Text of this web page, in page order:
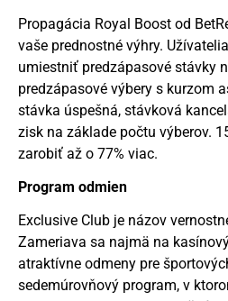
Propagácia Royal Boost od
vaše prednostné výhry.
umiestniť predzápasové stávky
predzápasové výbery s kurzom
stávka úspešná, stávková
zisk na základe počtu výberov.
zarobiť až o 77% viac.
Program odmien
Exclusive Club je názov
Zameriava sa najmä na
atraktívne odmeny pre
sedemúrovňový program, v